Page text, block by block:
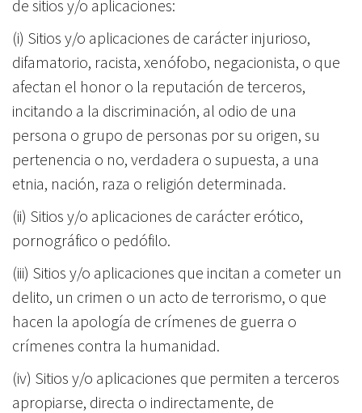
de sitios y/o aplicaciones:
(i) Sitios y/o aplicaciones de carácter injurioso,
difamatorio, racista, xenófobo, negacionista, o que
afectan el honor o la reputación de terceros,
incitando a la discriminación, al odio de una
persona o grupo de personas por su origen, su
pertenencia o no, verdadera o supuesta, a una
etnia, nación, raza o religión determinada.
(ii) Sitios y/o aplicaciones de carácter erótico,
pornográfico o pedófilo.
(iii) Sitios y/o aplicaciones que incitan a cometer un
delito, un crimen o un acto de terrorismo, o que
hacen la apología de crímenes de guerra o
crímenes contra la humanidad.
(iv) Sitios y/o aplicaciones que permiten a terceros
apropiarse, directa o indirectamente, de